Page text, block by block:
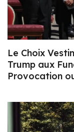
Le Choix
Trump aux
Provocation